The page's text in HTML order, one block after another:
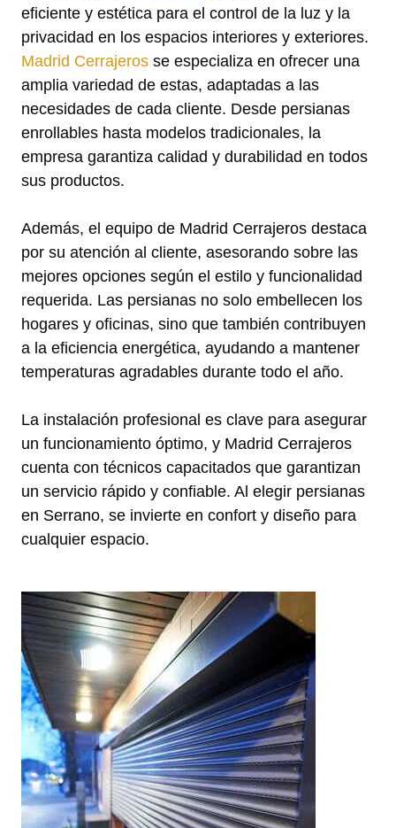
eficiente y estética para el control de la luz y la
privacidad en los espacios interiores y exteriores.
Madrid Cerrajeros se especializa en ofrecer una
amplia variedad de estas, adaptadas a las
necesidades de cada cliente. Desde persianas
enrollables hasta modelos tradicionales, la
empresa garantiza calidad y durabilidad en todos
sus productos.
Además, el equipo de Madrid Cerrajeros destaca
por su atención al cliente, asesorando sobre las
mejores opciones según el estilo y funcionalidad
requerida. Las persianas no solo embellecen los
hogares y oficinas, sino que también contribuyen
a la eficiencia energética, ayudando a mantener
temperaturas agradables durante todo el año.
La instalación profesional es clave para asegurar
un funcionamiento óptimo, y Madrid Cerrajeros
cuenta con técnicos capacitados que garantizan
un servicio rápido y confiable. Al elegir persianas
en Serrano, se invierte en confort y diseño para
cualquier espacio.